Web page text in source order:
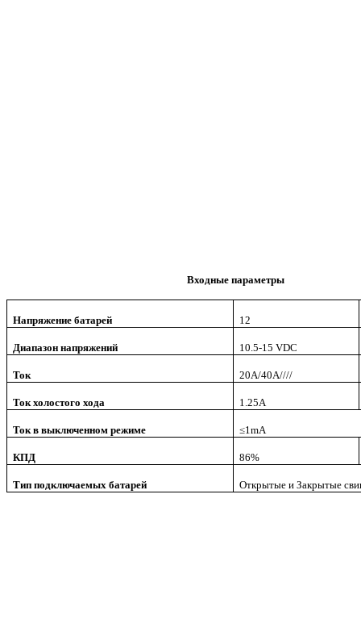
Входные параметры
Напряжение батарей 12
Диапазон напряжений 10.5-15 VDC
Ток 20А/40A////
Ток холостого хода 1.25А
Ток в выключенном режиме ≤1mA
КПД 86%
Тип подключаемых батарей Открытые и Закрытые